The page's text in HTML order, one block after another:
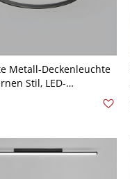
Metall-Deckenleuchte
Stil, LED-
- Schwarz 110V-